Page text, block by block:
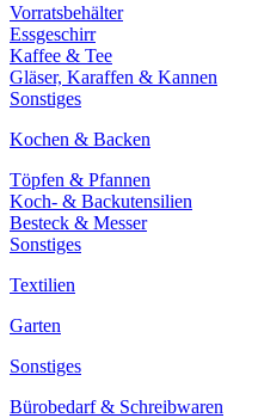
Vorratsbehälter
Essgeschirr
Kaffee & Tee
Gläser, Karaffen & Kannen
Sonstiges
Kochen & Backen
Töpfen & Pfannen
Koch- & Backutensilien
Besteck & Messer
Sonstiges
Textilien
Garten
Sonstiges
Bürobedarf & Schreibwaren